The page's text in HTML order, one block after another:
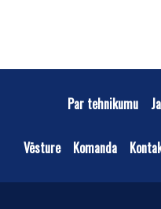
Par tehnikumu
Vēsture Komanda